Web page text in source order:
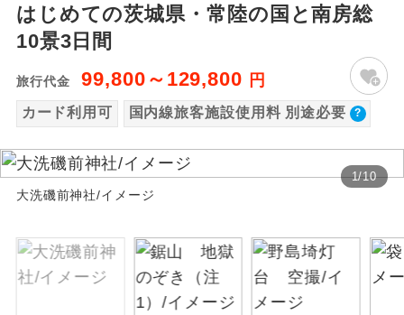
はじめての茨城県・常陸の国と南房総
10景3日間
旅行代金 99,800～129,800 円
カード利用可 国内線旅客施設使用料 別途必要
1/10
大洗磯前神社/イメージ
供1,180円
バスガイド乗
務
バスガイドが乗務し、車内での観光案内
新コース 初登場のコースです。
然遺産を訪ねるコースです。
絶景 絶景スポットに立ち寄るコースです。
温泉 温泉地にも宿泊するコースです。
ご宿泊ホテルに露天風呂が付いていま